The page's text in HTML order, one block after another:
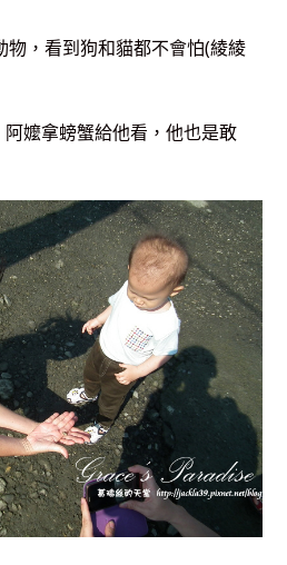
物，看到狗和貓都不會怕(綾綾
嬤拿螃蟹給他看，他也是敢